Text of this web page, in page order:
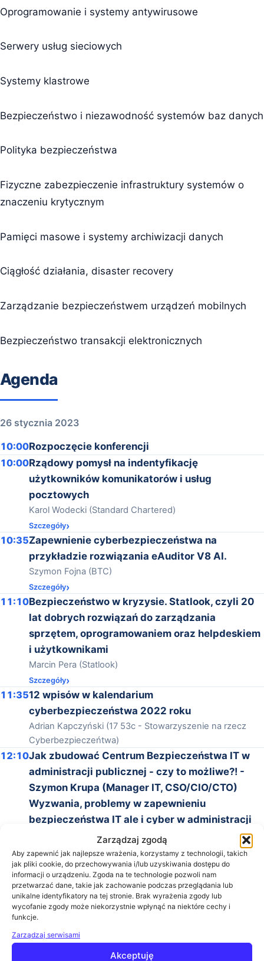
Zarządzaj zgodą
Aby zapewnić jak najlepsze wrażenia, korzystamy z technologii, takich
jak pliki cookie, do przechowywania i/lub uzyskiwania dostępu do
informacji o urządzeniu. Zgoda na te technologie pozwoli nam
przetwarzać dane, takie jak zachowanie podczas przeglądania lub
unikalne identyfikatory na tej stronie. Brak wyrażenia zgody lub
wycofanie zgody może niekorzystnie wpłynąć na niektóre cechy i
funkcje.
Zarządzaj serwisami
Akceptuję
Oprogramowanie i systemy antywirusowe
Serwery usług sieciowych
Systemy klastrowe
Bezpieczeństwo i niezawodność systemów baz danych
Polityka bezpieczeństwa
Fizyczne zabezpieczenie infrastruktury systemów o
znaczeniu krytycznym
Pamięci masowe i systemy archiwizacji danych
Ciągłość działania, disaster recovery
Zarządzanie bezpieczeństwem urządzeń mobilnych
Bezpieczeństwo transakcji elektronicznych
Agenda
26 stycznia 2023
10:00Rozpoczęcie konferencji
10:00Rządowy pomysł na indentyfikację
użytkowników komunikatorów i usług
pocztowych
Karol Wodecki (Standard Chartered)
Szczegóły
10:35Zapewnienie cyberbezpieczeństwa na
przykładzie rozwiązania eAuditor V8 AI.
Szymon Fojna (BTC)
Szczegóły
11:10Bezpieczeństwo w kryzysie. Statlook, czyli 20
lat dobrych rozwiązań do zarządzania
sprzętem, oprogramowaniem oraz helpdeskiem
i użytkownikami
Marcin Pera (Statlook)
Szczegóły
11:3512 wpisów w kalendarium
cyberbezpieczeństwa 2022 roku
Adrian Kapczyński (17 53c - Stowarzyszenie na rzecz
Cyberbezpieczeńtwa)
12:10Jak zbudować Centrum Bezpieczeństwa IT w
administracji publicznej - czy to możliwe?! -
Szymon Krupa (Manager IT, CSO/CIO/CTO)
Wyzwania, problemy w zapewnieniu
bezpieczeństwa IT ale i cyber w administracji
publicznej (praca w IT i security podczas
pandemii, wybuchu wojny w Ukrainie, stan
Charlie CRP itp.) Implementacja rozwiązań
klasy SIEM/SOAR/UEBA jako automatyzujących
działania administratorów odpowiedzialnych za
analizę zagrożeń i zapewnienie dostępności do
danych.